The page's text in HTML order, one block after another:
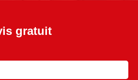
gratuit